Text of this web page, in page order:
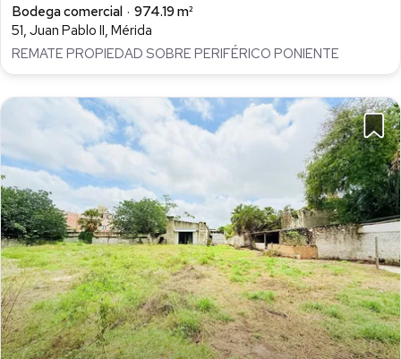
Bodega comercial
974.19 m²
51, Juan Pablo II, Mérida
REMATE PROPIEDAD SOBRE PERIFÉRICO PONIENTE